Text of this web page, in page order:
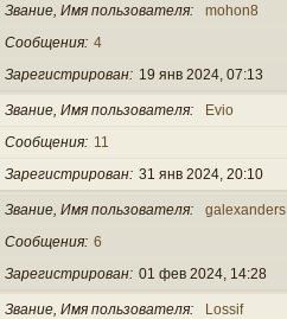
Звание, Имя пользователя
mohon8
Сообщения 4
Зарегистрирован
19 янв 2024, 07:13
Звание, Имя пользователя
Evio
Сообщения
11
Зарегистрирован 31 янв 2024, 20:10
Звание, Имя пользователя
galexanders
Сообщения 6
Зарегистрирован 01 фев 2024, 14:28
Звание, Имя пользователя
Lossif